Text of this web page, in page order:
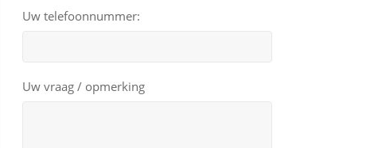
Uw telefoonnummer:
Uw vraag / opmerking